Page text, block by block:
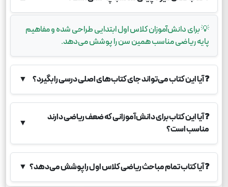
💡برای دانش‌آموزان کلاس اول ابتدایی طراحی شده و مفاهیم
پایه ریاضی مناسب همین سن را پوشش می‌دهد.
❓آیا این کتاب می‌تواند جای کتاب‌های اصلی درسی را بگیرد؟ ▼
❓آیا این کتاب برای دانش‌آموزانی که ضعف ریاضی دارند
مناسب است؟
▼
❓آیا کتاب تمام مباحث ریاضی کلاس اول را پوشش می‌دهد؟ ▼